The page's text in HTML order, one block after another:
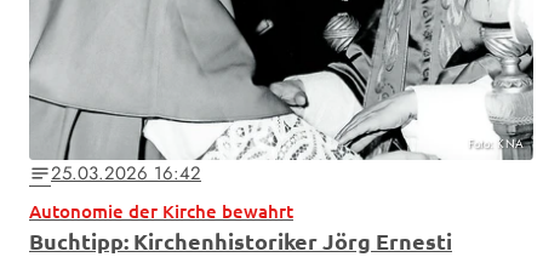
Foto: KNA
notes25.03.2026 16:42
Autonomie der Kirche bewahrt
Buchtipp: Kirchenhistoriker Jörg Ernesti